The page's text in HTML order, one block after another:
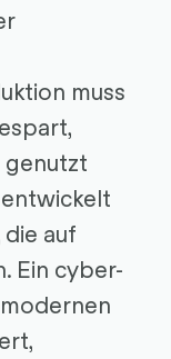
muss
genutzt
auf
Ein cyber-